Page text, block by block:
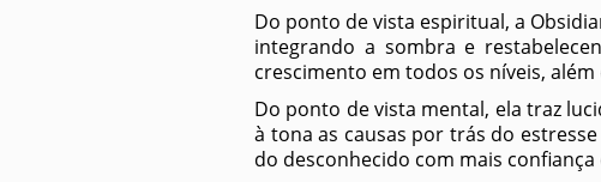
Do ponto de vista espiritual, a
integrando a sombra e
crescimento em todos os níveis,
Do ponto de vista mental, ela traz
à tona as causas por trás do
do desconhecido com mais